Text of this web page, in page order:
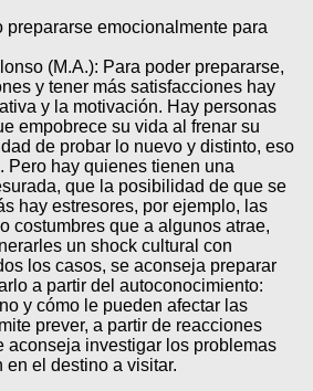
prepararse emocionalmente para
(M.A.): Para poder prepararse,
y tener más satisfacciones hay
y la motivación. Hay personas
empobrece su vida al frenar su
de probar lo nuevo y distinto, eso
Pero hay quienes tienen una
que la posibilidad de que se
hay estresores, por ejemplo, las
costumbres que a algunos atrae,
un shock cultural con
los casos, se aconseja preparar
a partir del autoconocimiento:
y cómo le pueden afectar las
prever, a partir de reacciones
aconseja investigar los problemas
en el destino a visitar.